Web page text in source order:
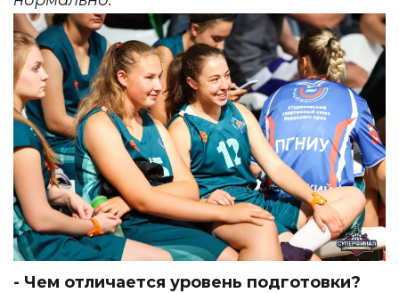
- Чем отличается уровень подготовки?